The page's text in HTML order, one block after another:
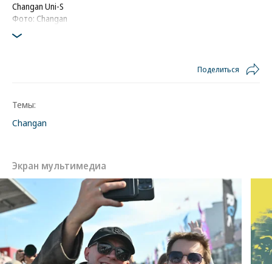
Changan Uni-S
Фото: Changan
Поделиться
Темы:
Changan
Экран мультимедиа